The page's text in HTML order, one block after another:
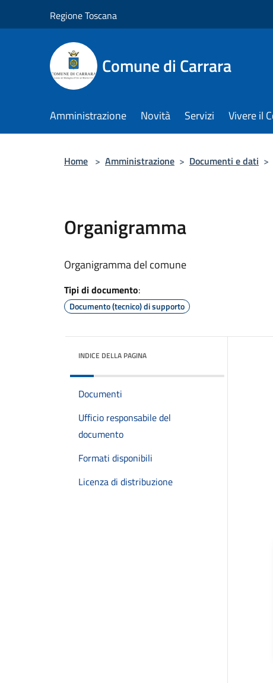
Regione Toscana
Comune di Carrara
Amministrazione Novità Servizi Vivere il
Home > Amministrazione > Documenti e dati >
Organigramma
Organigramma del comune
Tipi di documento:
Documento (tecnico) di supporto
INDICE DELLA PAGINA
Documenti
Ufficio responsabile del
documento
Formati disponibili
Licenza di distribuzione